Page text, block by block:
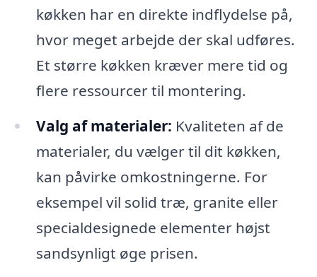
køkken har en direkte indflydelse på,
hvor meget arbejde der skal udføres.
Et større køkken kræver mere tid og
flere ressourcer til montering.
Valg af materialer: Kvaliteten af de
materialer, du vælger til dit køkken,
kan påvirke omkostningerne. For
eksempel vil solid træ, granite eller
specialdesignede elementer højst
sandsynligt øge prisen.